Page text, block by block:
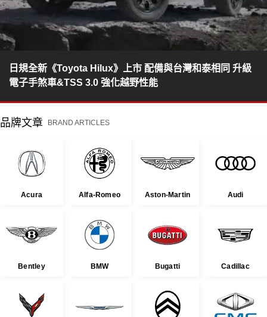
日規全新《Toyota Hilux》上市 配備與台灣和泰相同 升級
電子手煞車&TSS 3.0 強化越野性能
品牌文章 BRAND ARTICLES
Acura Alfa-Romeo Aston-Martin Audi
Bentley BMW Bugatti Cadillac